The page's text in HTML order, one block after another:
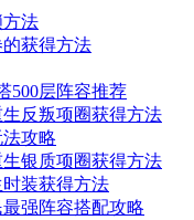
法
获得方法
500层阵容推荐
反叛项圈获得方法
攻略
银质项圈获得方法
装获得方法
强阵容搭配攻略